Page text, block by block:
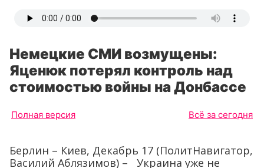
Немецкие СМИ возмущены:
Яценюк потерял контроль над
стоимостью войны на Донбассе
Полная версия Всё за сегодня
Берлин – Киев, Декабрь 17 (ПолитНавигатор,
Василий Аблязимов) – Украина уже не